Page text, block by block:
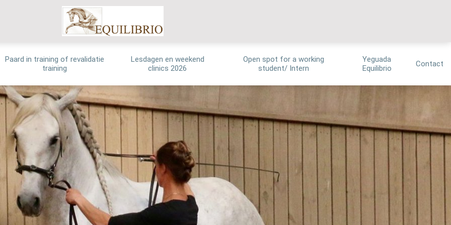
Paard in training of revalidatie
training
Lesdagen en weekend
clinics 2026
Open spot for a working
student/ Intern
Yeguada
Equilibrio
Contact